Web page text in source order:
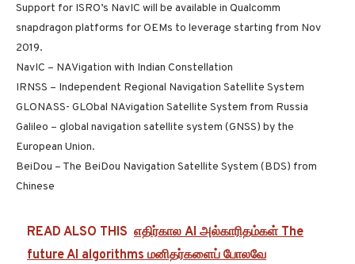
Support for ISRO’s NavIC will be available in Qualcomm
snapdragon platforms for OEMs to leverage starting from Nov
2019.
NavIC – NAVigation with Indian Constellation
IRNSS – Independent Regional Navigation Satellite System
GLONASS- GLObal NAvigation Satellite System from Russia
Galileo – global navigation satellite system (GNSS) by the
European Union.
BeiDou – The BeiDou Navigation Satellite System (BDS) from
Chinese
READ ALSO THIS எதிர்கால AI அல்காரிதம்கள் The
future AI algorithms மனிதர்களைப் போலவே